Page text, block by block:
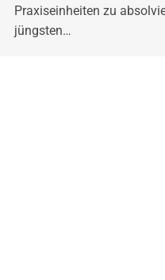
Praxiseinheiten zu
jüngsten…